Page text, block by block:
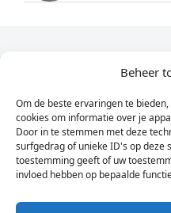
Beheer
Om de beste ervaringen te
cookies om informatie over je
Door in te stemmen met deze
surfgedrag of unieke ID's op deze
toestemming geeft of uw
invloed hebben op bepaalde
Dagelijks het
Vul
hier
je
e-
mailadres
in